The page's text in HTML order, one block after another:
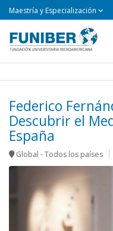
Maestría y Especialización
Federico
Descubrir el
España
Global - Todos los países